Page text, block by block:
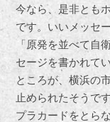
今なら、是非とも
です。いいメッセ
「原発を並べて自
セージを書かれて
ところが、横浜の
止められたそうです
プラカードをとら